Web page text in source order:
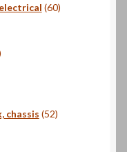
6060
chassis 5252